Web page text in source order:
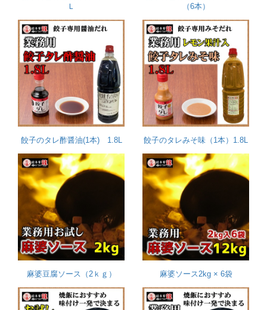
Ｌ
（6本）
餃子のタレ酢醤油(1本) 1.8L 餃子のタレみそ味（1本）1.8L
麻婆豆腐ソース（2ｋｇ） 麻婆ソース2kg × 6袋